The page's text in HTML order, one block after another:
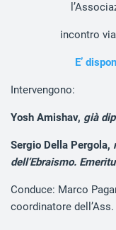
incontro
E’
Intervengono:
Yosh Amishav, già
Sergio Della Pergola,
dell’Ebraismo.
Conduce: Marco
coordinatore